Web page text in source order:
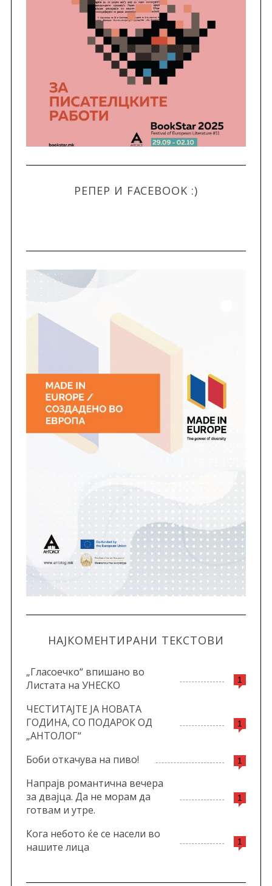
РЕПЕР И FACEBOOK :)
НАЈКОМЕНТИРАНИ ТЕКСТОВИ
1
„Гласоечко“ впишано во
Листата на УНЕСКО
1
ЧЕСТИТАЈТЕ ЈА НОВАТА
ГОДИНА, СО ПОДАРОК ОД
„АНТОЛОГ“
1
Боби откачува на пиво!
1
Напрајв романтична вечера
за двајца. Да не морам да
готвам и утре.
1
Кога небото ќе се насели во
нашите лица